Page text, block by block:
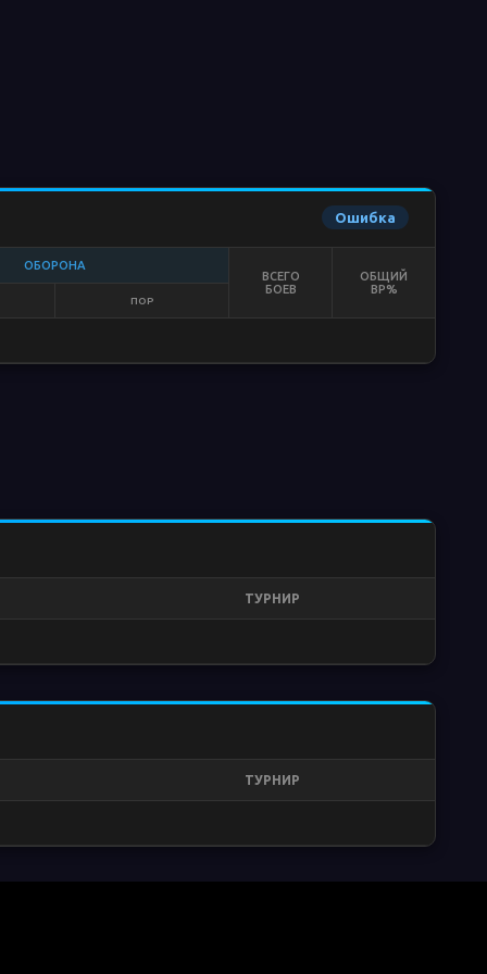
Ошибка
ОБОРОНА
ВСЕГО
БОЕВ
ОБЩИЙ
ВР%
ПОР
ТУРНИР
ТУРНИР